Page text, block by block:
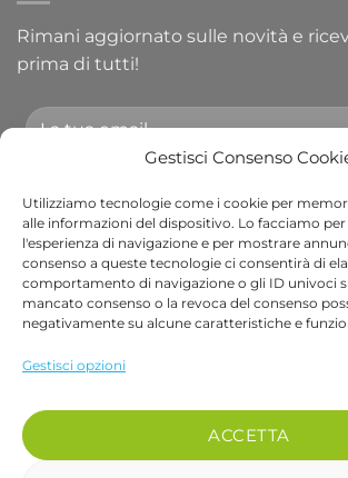
Gestisci Consenso
Utilizziamo tecnologie come i cookie per
alle informazioni del dispositivo. Lo facciamo
l'esperienza di navigazione e per mostrare
consenso a queste tecnologie ci consentirà di
comportamento di navigazione o gli ID univoci
mancato consenso o la revoca del consenso
negativamente su alcune caratteristiche e
Gestisci opzioni
ACCETTA
Rimani aggiornato sulle novità e
prima di tutti!
Accetto le condizioni generali e di
newsletter.
Alternative:
Visa
Copyright 2026 ©Bob Gardens by
Via B. Cellini 7, 36061, Bassano del
P.IVA e CF: 04486540240